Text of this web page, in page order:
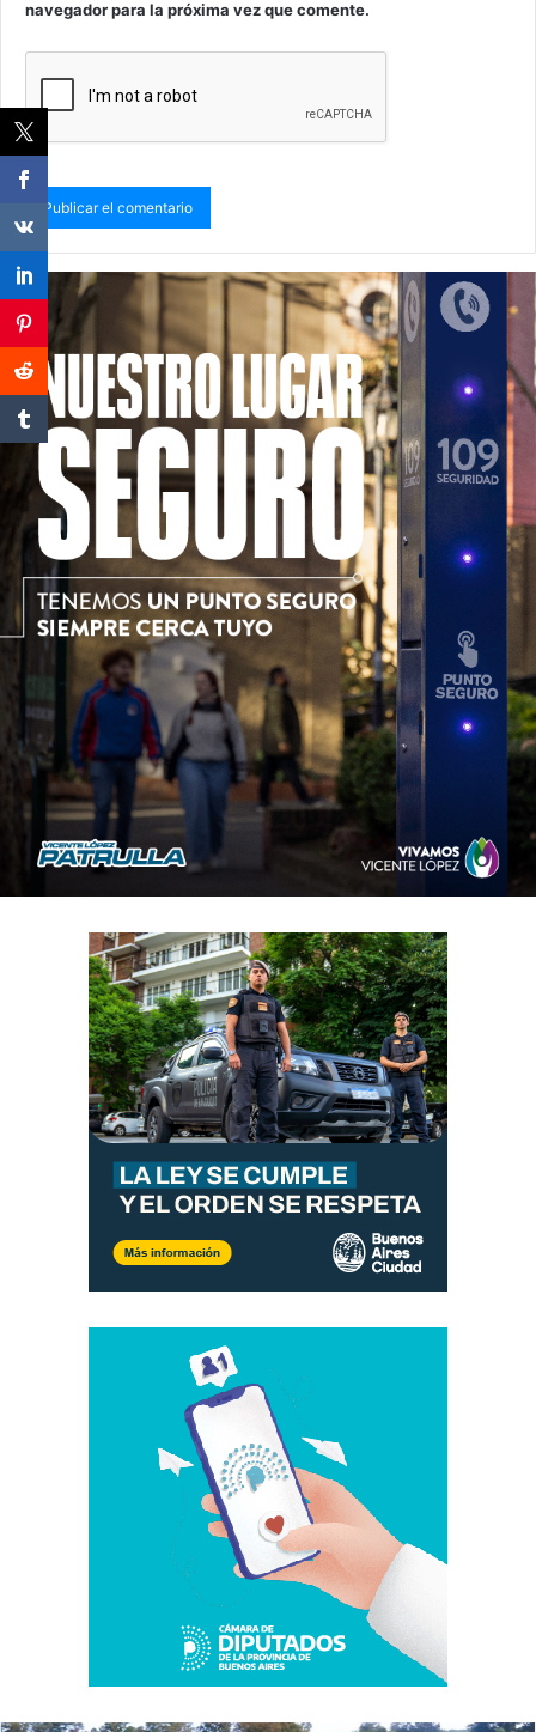
navegador para la próxima vez que comente.